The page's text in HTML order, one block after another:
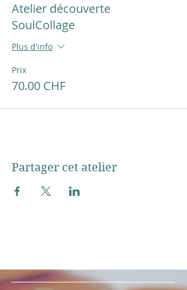
Atelier découverte
SoulCollage
Plus d'info
Prix
70.00 CHF
Partager cet atelier